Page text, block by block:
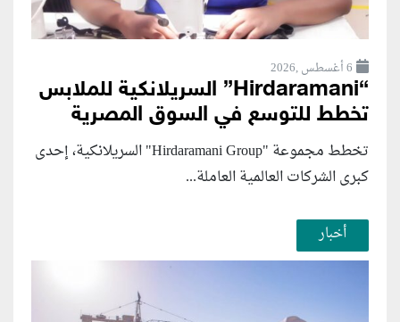
6 أغسطس ,2026
“Hirdaramani” السريلانكية للملابس
تخطط للتوسع في السوق المصرية
تخطط مجموعة "Hirdaramani Group" السريلانكية، إحدى
كبرى الشركات العالمية العاملة...
أخبار